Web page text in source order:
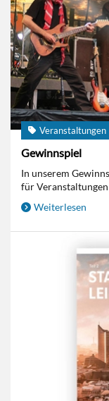
Veranstaltungen
Gewinnspiel
In unserem
für
Weiterlesen